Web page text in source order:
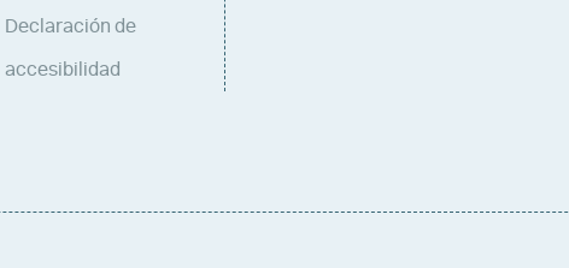
Declaración de
accesibilidad